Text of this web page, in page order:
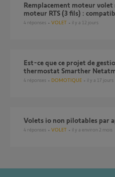
Remplacement moteur volet roulant filaire (4 fils) par
moteur RTS (3 fils) :
4 réponses VOLET il y a 12 jours
Est-ce que ce projet de gestion de radiateur électrique via
thermostat Smarther
4 réponses DOMOTIQUE il y a 17 jours
volets io non pilotables par
4 réponses VOLET il y a environ 2 mois